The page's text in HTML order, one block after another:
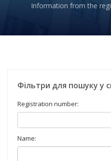
Information from the
Фільтри для пошуку у
Registration number:
Name: